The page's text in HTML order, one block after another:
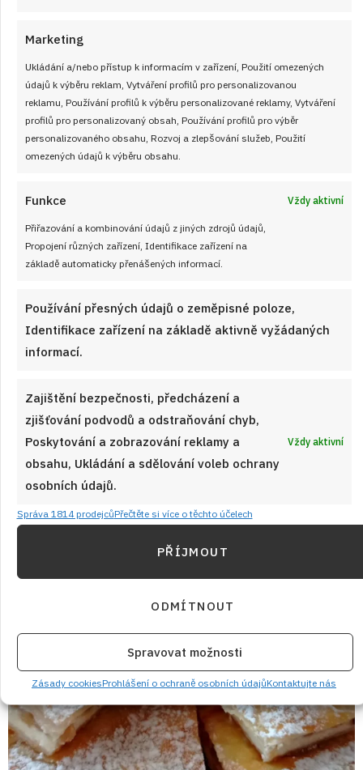
Marketing
Ukládání a/nebo přístup k informacím v zařízení, Použití omezených
údajů k výběru reklam, Vytváření profilů pro personalizovanou
reklamu, Používání profilů k výběru personalizované reklamy, Vytváření
profilů pro personalizovaný obsah, Používání profilů pro výběr
personalizovaného obsahu, Rozvoj a zlepšování služeb, Použití
omezených údajů k výběru obsahu.
Funkce Vždy aktivní
Přiřazování a kombinování údajů z jiných zdrojů údajů,
Propojení různých zařízení, Identifikace zařízení na
základě automaticky přenášených informací.
Používání přesných údajů o zeměpisné poloze,
Identifikace zařízení na základě aktivně vyžádaných
informací.
Zajištění bezpečnosti, předcházení a
zjišťování podvodů a odstraňování chyb,
Poskytování a zobrazování reklamy a
obsahu, Ukládání a sdělování voleb ochrany
osobních údajů.
Vždy aktivní
Správa 1814 prodejcůPřečtěte si více o těchto účelech
PŘÍJMOUT
ODMÍTNOUT
Spravovat možnosti
Zásady cookiesProhlášení o ochraně osobních údajůKontaktujte nás
Kávový grankovník: Luxusně vláčný
zákusek zvládnete raz dva a to jenom za
pomocí hrnku
voňavý po kávě podle tohoto receptu je velmi snadné upéct.
ČÍST RECEPT